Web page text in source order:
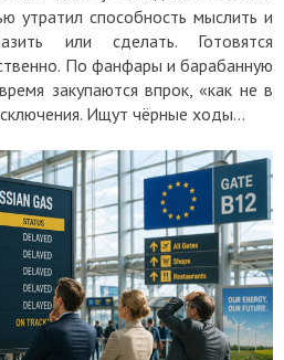
утратил способность мыслить и
или сделать. Готовятся
По фанфары и барабанную
закупаются впрок, «как не в
Ищут чёрные ходы...